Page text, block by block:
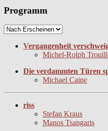
Programm
Vergangenheit
Michel-Rolph
Die verdammten Türen
Michael Caine
riss
Stefan Kraus
Manos Tsangaris